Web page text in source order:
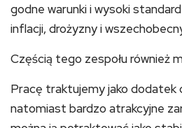
godne warunki i wysoki
inflacji, drożyzny i
Częścią tego zespołu również
Pracę traktujemy jako
natomiast bardzo atrakcyjne